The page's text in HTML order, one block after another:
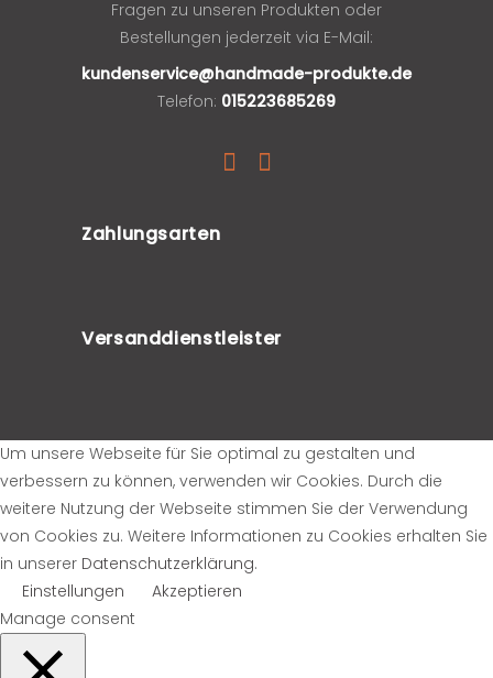
Fragen zu unseren Produkten oder
Bestellungen jederzeit via E-Mail:
kundenservice@handmade-produkte.de
Telefon: 015223685269
Zahlungsarten
Versanddienstleister
Um unsere Webseite für Sie optimal zu gestalten und
verbessern zu können, verwenden wir Cookies. Durch die
weitere Nutzung der Webseite stimmen Sie der Verwendung
von Cookies zu. Weitere Informationen zu Cookies erhalten Sie
in unserer Datenschutzerklärung.
Einstellungen
Akzeptieren
Manage consent